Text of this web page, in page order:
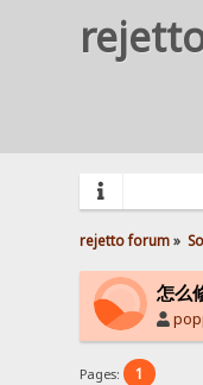
rejetto forum»
怎么
Pages: 1